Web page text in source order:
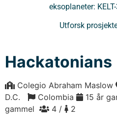
eksoplaneter:
Utforsk
Hackatonians
Colegio Abraham Maslow
D.C.
Colombia
15 år
gammel
4 / 2